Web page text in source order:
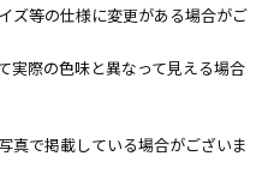
ズ等の仕様に変更がある場合がご
実際の色味と異なって見える場合
真で掲載している場合がございま